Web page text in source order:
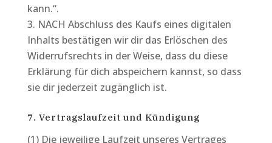
kann.“.
NACH Abschluss des Kaufs eines digitalen
Inhalts bestätigen wir dir das Erlöschen des
Widerrufsrechts in der Weise, dass du diese
Erklärung für dich abspeichern kannst, so dass
sie dir jederzeit zugänglich ist.
7. Vertragslaufzeit und Kündigung
(1) Die jeweilige Laufzeit unseres Vertrages